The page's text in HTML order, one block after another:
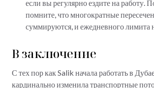
если вы регулярно ездите на работу.
помните, что многократные
суммируются, и ежедневного лимита
В заключение
С тех пор как Salik начала работать в
кардинально изменила транспортные